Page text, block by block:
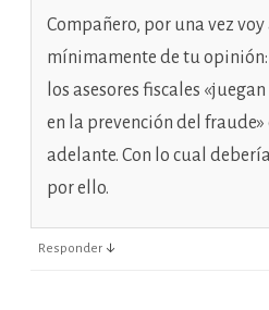
Compañero, por una vez
mínimamente de tu opinión:
los asesores fiscales
en la prevención del fraude»
adelante. Con lo cual
por ello.
Responder ↓